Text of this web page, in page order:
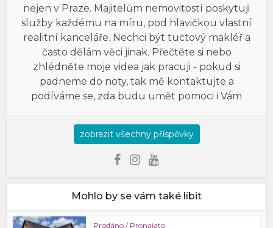
nejen v Praze. Majitelům nemovitostí poskytuji
služby každému na míru, pod hlavičkou vlastní
realitní kanceláře. Nechci být tuctový makléř a
často dělám věci jinak. Přečtěte si nebo
zhlédněte moje videa jak pracuji - pokud si
padneme do noty, tak mě kontaktujte a
podíváme se, zda budu umět pomoci i Vám
zobrazit všechny příspěvky
Mohlo by se vám také líbit
Prodáno / Pronajato